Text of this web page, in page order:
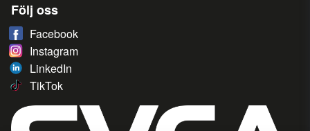
Följ oss
Facebook
Instagram
LinkedIn
TikTok